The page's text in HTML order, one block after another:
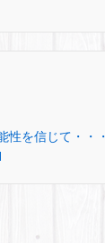
性を信じて・・